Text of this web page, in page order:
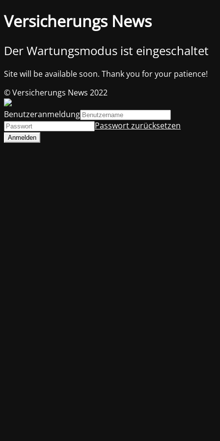
Versicherungs News
Der Wartungsmodus ist eingeschaltet
Site will be available soon. Thank you for your patience!
© Versicherungs News 2022
Benutzeranmeldung
Passwort zurücksetzen